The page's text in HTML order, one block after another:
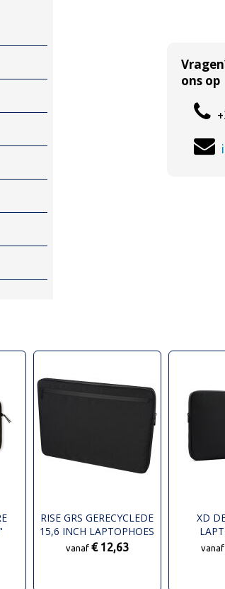
ons op
RISE GRS GERECYCLEDE
15,6 INCH LAPTOPHOES
vanaf € 12,63
XD
vanaf